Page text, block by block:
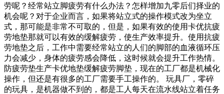
劳呢？经常站立脚疲劳有什么办法？怎样增加九零后们择业的
机会呢？对于企业而言，如果将站立式的操作模式改为坐立
式，那可能是非常不可取的，但是，如果有效的使用卡优抗疲
劳地垫那就可以有效的缓解疲劳，使生产效率提升。使用抗疲
劳地垫之后，工作中需要经常站立的人们的脚部的血液循环压
力会减少，身体的疲劳感会降低，这时候就会提升工作热情。
防疲劳垫生产卡优地垫缓解疲劳脚垫，现在的工厂都是机械化
操作，但还是有很多的工厂需要手工操作的。 玩具厂，零碎
的玩具，是机器做不到的，都是工人每天在流水线站立着任务